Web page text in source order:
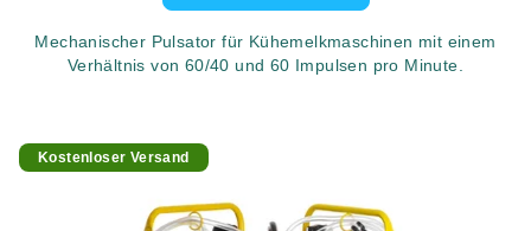
Mechanischer Pulsator für Kühemelkmaschinen mit einem
Verhältnis von 60/40 und 60 Impulsen pro Minute.
Kostenloser Versand